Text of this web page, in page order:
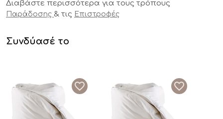
Διαβάστε περισσότερα για τους τρόπους
Παράδοσης & τις Επιστροφές
Συνδύασέ το